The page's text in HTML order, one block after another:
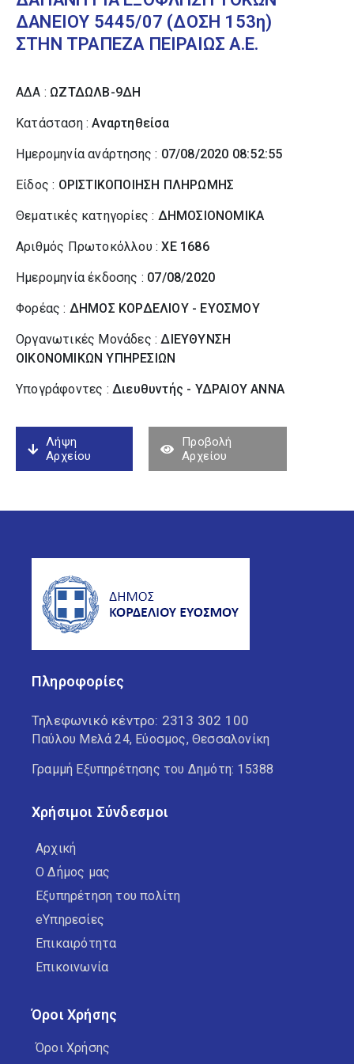
ΔΑΝΕΙΟΥ 5445/07 (ΔΟΣΗ 153η)
ΣΤΗΝ ΤΡΑΠΕΖΑ ΠΕΙΡΑΙΩΣ Α.Ε.
ΑΔΑ : ΩΖΤΔΩΛΒ-9ΔΗ
Κατάσταση :Αναρτηθείσα
Ημερομηνία ανάρτησης : 07/08/2020 08:52:55
Είδος : ΟΡΙΣΤΙΚΟΠΟΙΗΣΗ ΠΛΗΡΩΜΗΣ
Θεματικές κατηγορίες : ΔΗΜΟΣΙΟΝΟΜΙΚΑ
Αριθμός Πρωτοκόλλου :ΧΕ 1686
Ημερομηνία έκδοσης : 07/08/2020
Φορέας : ΔΗΜΟΣ ΚΟΡΔΕΛΙΟΥ - ΕΥΟΣΜΟΥ
Οργανωτικές Μονάδες :ΔΙΕΥΘΥΝΣΗ
ΟΙΚΟΝΟΜΙΚΩΝ ΥΠΗΡΕΣΙΩΝ
Υπογράφοντες : Διευθυντής - ΥΔΡΑΙΟΥ ΑΝΝΑ
Λήψη
Αρχείου
Προβολή
Αρχείου
Πληροφορίες
Τηλεφωνικό κέντρο: 2313 302 100
Παύλου Μελά 24, Εύοσμος, Θεσσαλονίκη
Γραμμή Εξυπηρέτησης του Δημότη: 15388
Χρήσιμοι Σύνδεσμοι
Αρχική
Ο Δήμος μας
Εξυπηρέτηση του πολίτη
eΥπηρεσίες
Επικαιρότητα
Επικοινωνία
Όροι Χρήσης
Όροι Χρήσης